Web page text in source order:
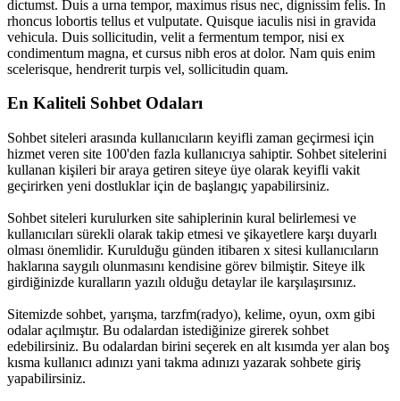
dictumst. Duis a urna tempor, maximus risus nec, dignissim felis. In
rhoncus lobortis tellus et vulputate. Quisque iaculis nisi in gravida
vehicula. Duis sollicitudin, velit a fermentum tempor, nisi ex
condimentum magna, et cursus nibh eros at dolor. Nam quis enim
scelerisque, hendrerit turpis vel, sollicitudin quam.
En Kaliteli Sohbet Odaları
Sohbet siteleri arasında kullanıcıların keyifli zaman geçirmesi için
hizmet veren site 100'den fazla kullanıcıya sahiptir. Sohbet sitelerini
kullanan kişileri bir araya getiren siteye üye olarak keyifli vakit
geçirirken yeni dostluklar için de başlangıç yapabilirsiniz.
Sohbet siteleri kurulurken site sahiplerinin kural belirlemesi ve
kullanıcıları sürekli olarak takip etmesi ve şikayetlere karşı duyarlı
olması önemlidir. Kurulduğu günden itibaren x sitesi kullanıcıların
haklarına saygılı olunmasını kendisine görev bilmiştir. Siteye ilk
girdiğinizde kuralların yazılı olduğu detaylar ile karşılaşırsınız.
Sitemizde sohbet, yarışma, tarzfm(radyo), kelime, oyun, oxm gibi
odalar açılmıştır. Bu odalardan istediğinize girerek sohbet
edebilirsiniz. Bu odalardan birini seçerek en alt kısımda yer alan boş
kısma kullanıcı adınızı yani takma adınızı yazarak sohbete giriş
yapabilirsiniz.